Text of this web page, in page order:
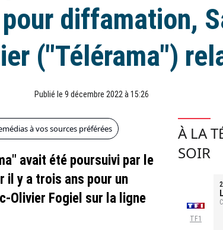
diffamation,
("Télérama")
Publié le 9 décembre 2022 à 15:26
à vos sources préférées
avait été poursuivi par le
il y a trois ans pour un
Olivier Fogiel sur la ligne
À LA
SOIR
TF1